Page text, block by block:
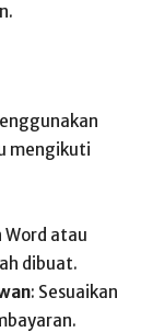
mengikuti
Word atau
dibuat.
: Sesuaikan